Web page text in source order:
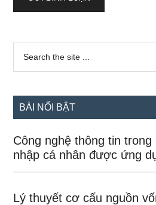
Sidebar
chính
...
BÀI NỔI BẬT
Công nghệ thông tin
nhập cá nhân được ứng
Lý thuyết cơ cấu nguồn